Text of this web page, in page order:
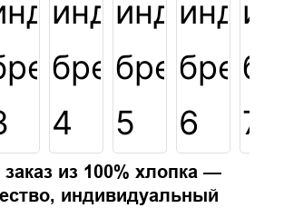
из 100% хлопка —
индивидуальный